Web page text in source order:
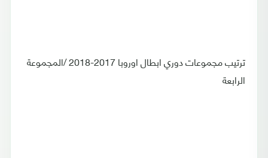
ترتيب مجموعات دوري ابطال اوروبا 2017-2018 /المجموعة
الرابعة